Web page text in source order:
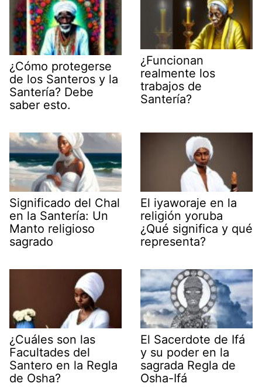
¿Cómo protegerse
de los Santeros y la
Santería? Debe
saber esto.
¿Funcionan
realmente los
trabajos de
Santería?
Significado del Chal
en la Santería: Un
Manto religioso
sagrado
El iyaworaje en la
religión yoruba
¿Qué significa y qué
representa?
¿Cuáles son las
Facultades del
Santero en la Regla
de Osha?
El Sacerdote de Ifá
y su poder en la
sagrada Regla de
Osha-Ifá